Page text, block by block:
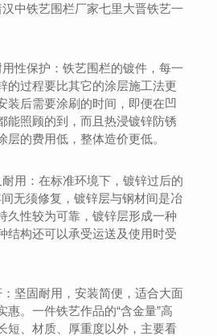
中铁艺围栏厂家七里大晋铁艺一
性保护：铁艺围栏的镀件，每一
的过程要比其它的涂层施工法更
装后需要涂刷的时间，即便在凹
能照顾的到，而且热浸镀锌防锈
层的费用低，整体造价更低。
用：在标准环境下，镀锌过后的
无须修复，镀锌层与钢材间是冶
久性较为可靠，镀锌层形成一种
结构还可以承受运送及使用时受
坚固耐用，安装简便，适合大面
惠。一件铁艺作品的“含金量”高
短、材质、厚重度以外，主要看